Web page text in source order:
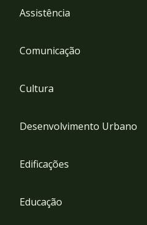
Assistência
Comunicação
Cultura
Desenvolvimento Urbano
Edificações
Educação